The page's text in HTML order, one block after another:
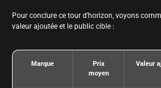
Pour conclure ce tour d’horizon, voyons
valeur ajoutée et le public cible :
Marque
Prix
moyen
Valeur